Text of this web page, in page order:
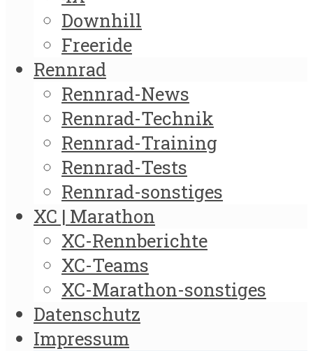
Downhill
Freeride
Rennrad
Rennrad-News
Rennrad-Technik
Rennrad-Training
Rennrad-Tests
Rennrad-sonstiges
XC | Marathon
XC-Rennberichte
XC-Teams
XC-Marathon-sonstiges
Datenschutz
Impressum